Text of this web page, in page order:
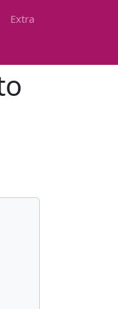
Extra